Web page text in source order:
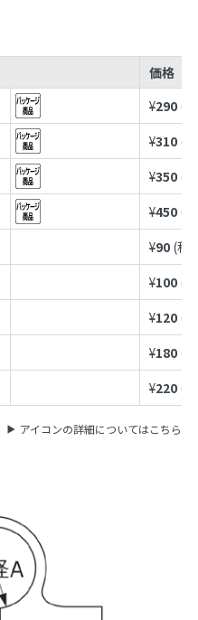
価格
¥290 (
¥310 (
¥350 (
¥450 (
¥90 (税
¥100 (
¥120 (
¥180 (
¥220 (
アイコンの詳細についてはこちら